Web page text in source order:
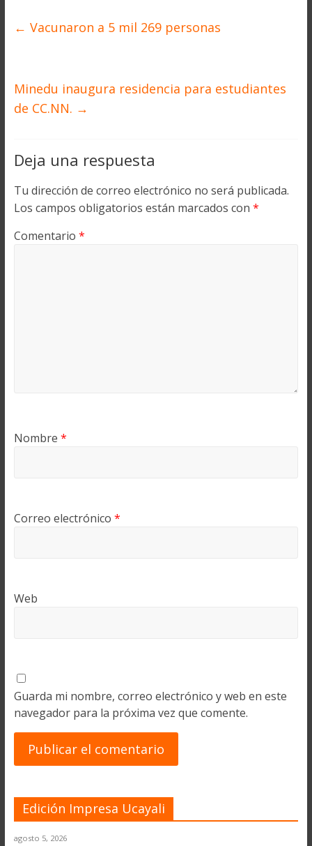
← Vacunaron a 5 mil 269 personas
Minedu inaugura residencia para estudiantes
de CC.NN. →
Deja una respuesta
Tu dirección de correo electrónico no será publicada.
Los campos obligatorios están marcados con *
Comentario *
Nombre *
Correo electrónico *
Web
Guarda mi nombre, correo electrónico y web en este
navegador para la próxima vez que comente.
Edición Impresa Ucayali
agosto 5, 2026